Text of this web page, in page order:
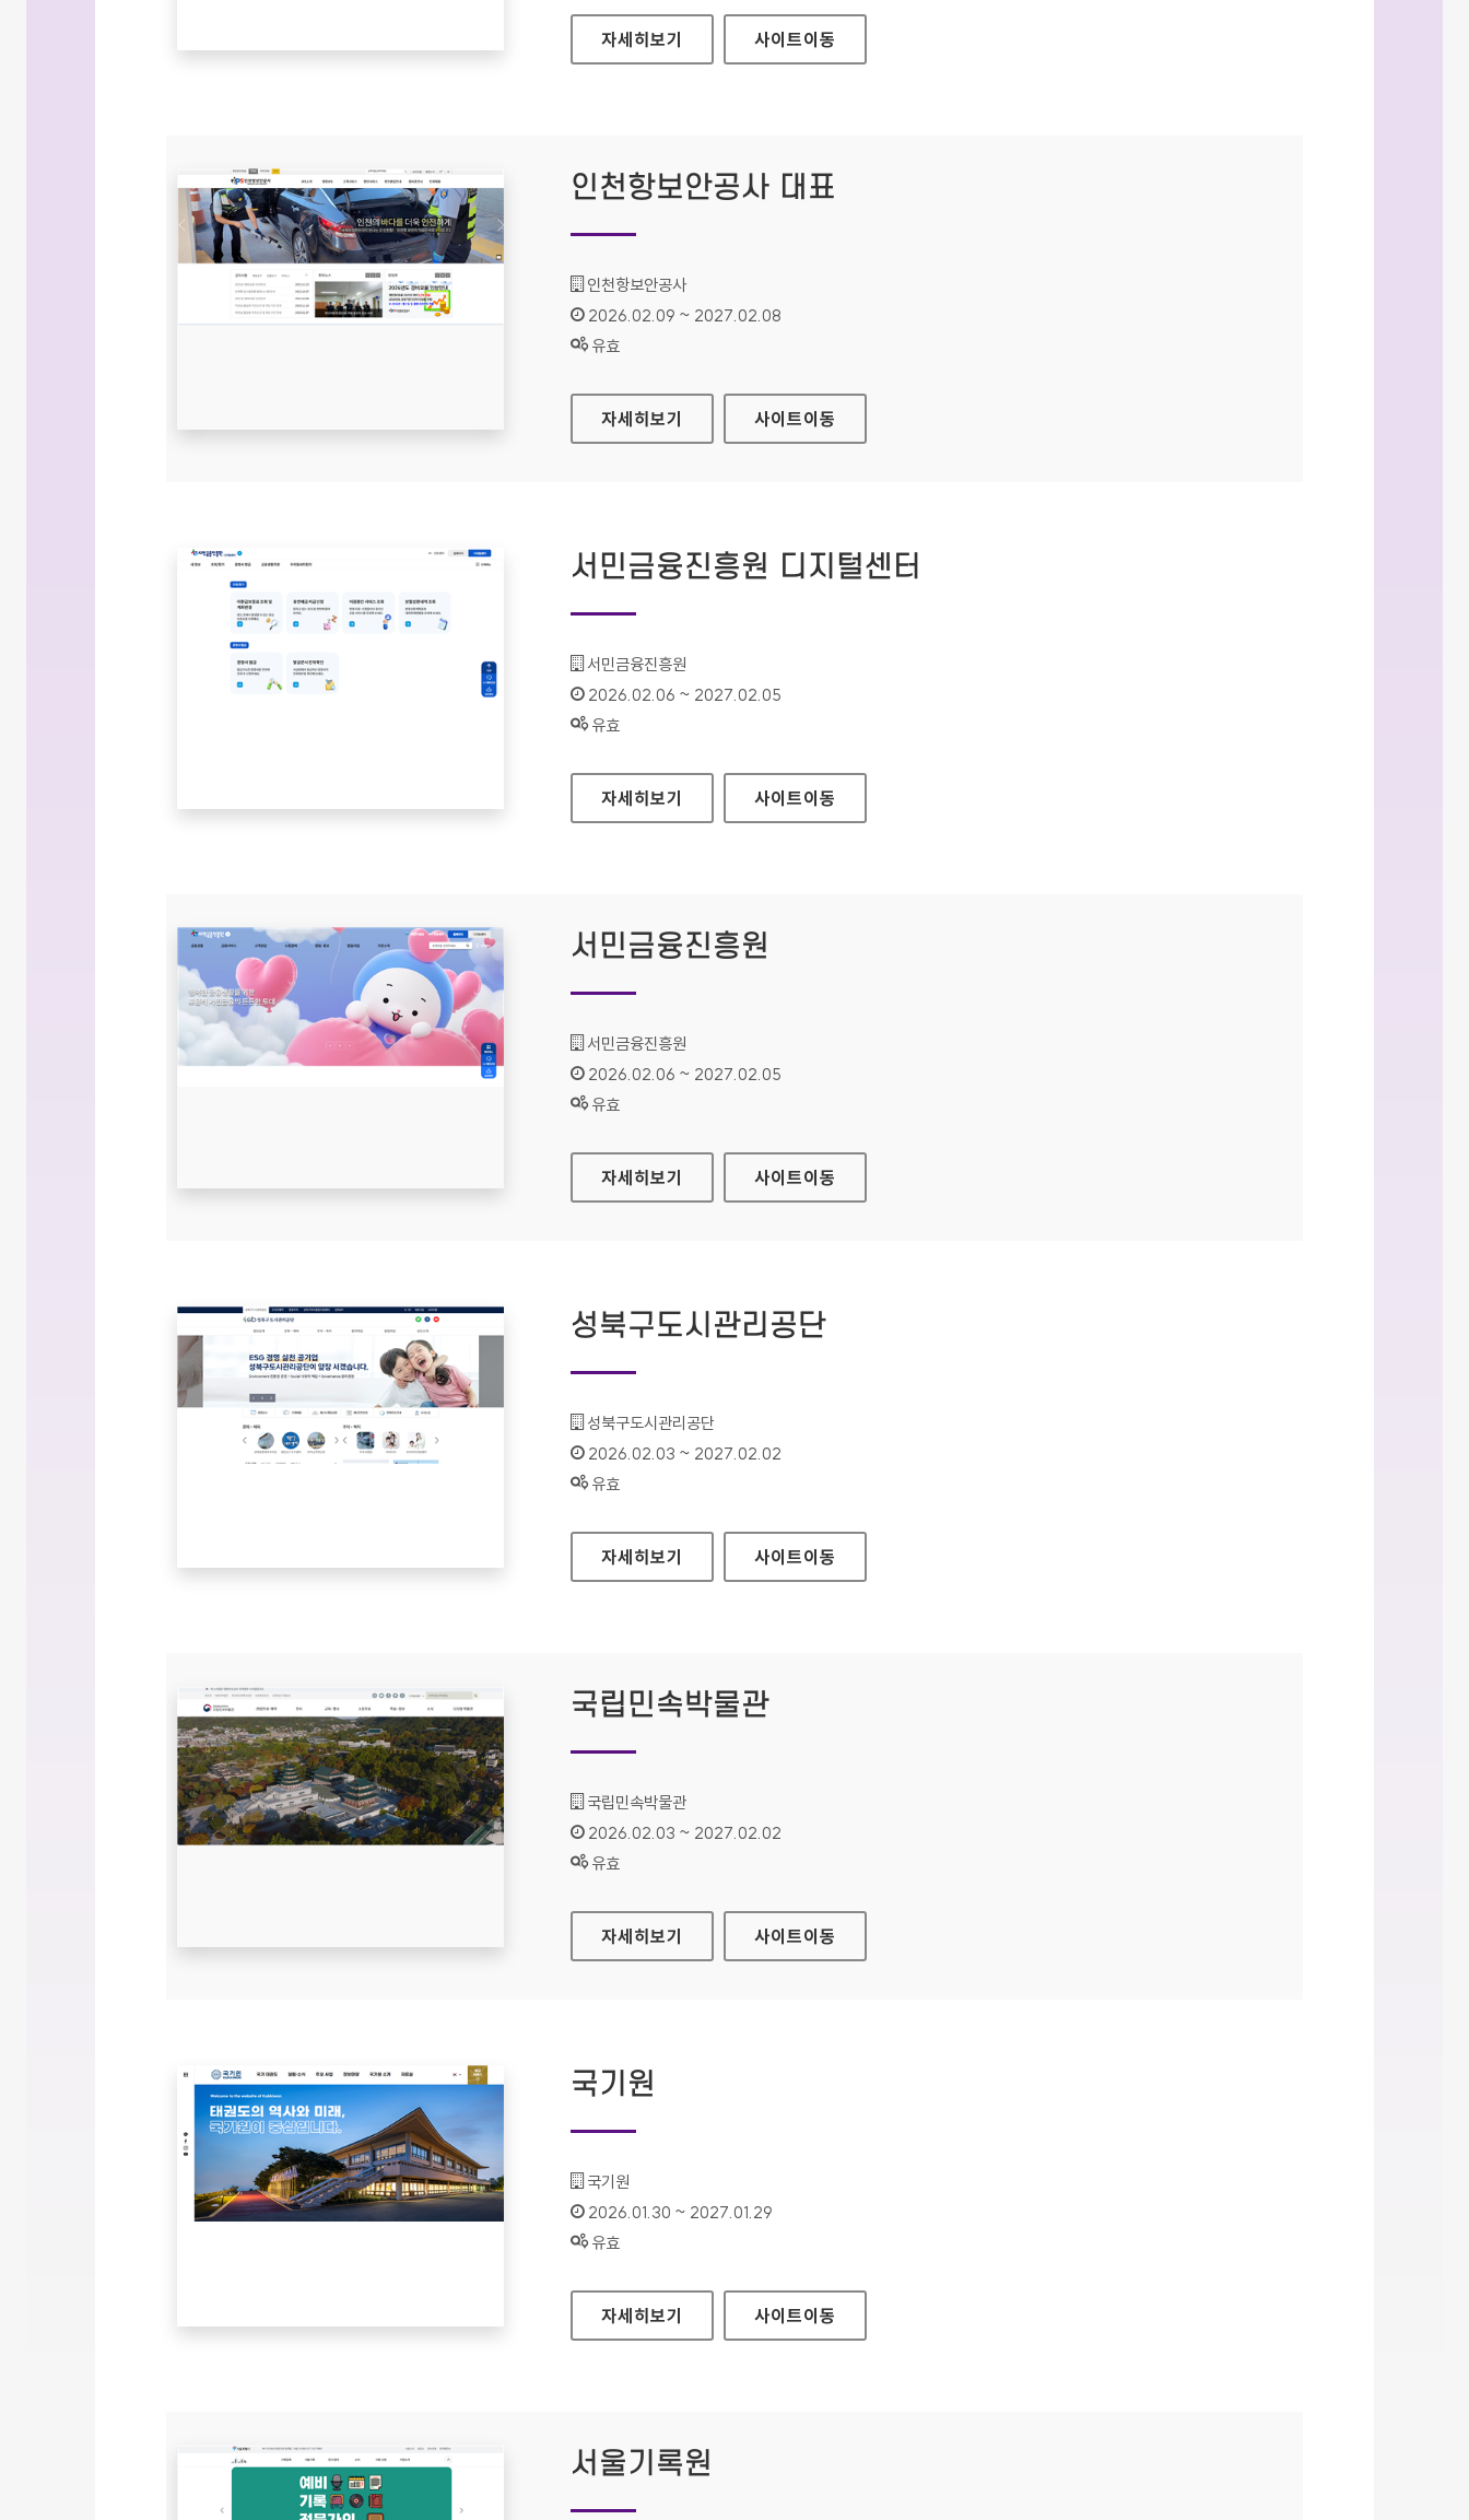
공공용주파수 수요관리 시스템
자세히보기 사이트이동
인천항보안공사 대표
기관명 :
인천항보안공사
인증기간 :
2026.02.09 ~ 2027.02.08
상태 :
유효
인천항보안공사 대표
자세히보기 사이트이동
서민금융진흥원 디지털센터
기관명 :
서민금융진흥원
인증기간 :
2026.02.06 ~ 2027.02.05
상태 :
유효
서민금융진흥원 디지털센터
자세히보기 사이트이동
서민금융진흥원
기관명 :
서민금융진흥원
인증기간 :
2026.02.06 ~ 2027.02.05
상태 :
유효
서민금융진흥원
자세히보기 사이트이동
성북구도시관리공단
기관명 :
성북구도시관리공단
인증기간 :
2026.02.03 ~ 2027.02.02
상태 :
유효
성북구도시관리공단
자세히보기 사이트이동
국립민속박물관
기관명 :
국립민속박물관
인증기간 :
2026.02.03 ~ 2027.02.02
상태 :
유효
국립민속박물관
자세히보기 사이트이동
국기원
기관명 :
국기원
인증기간 :
2026.01.30 ~ 2027.01.29
상태 :
유효
국기원
자세히보기 사이트이동
서울기록원